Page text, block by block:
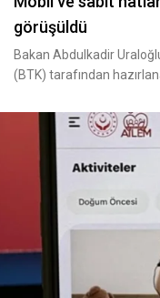
görüşüldü
Bakan Abdulkadir
(BTK) tarafından